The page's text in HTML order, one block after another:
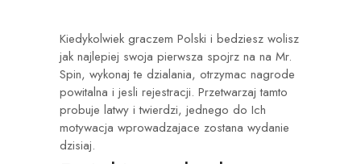
Kiedykolwiek graczem Polski i bedziesz wolisz
jak najlepiej swoja pierwsza spojrz na na Mr.
Spin, wykonaj te dzialania, otrzymac nagrode
powitalna i jesli rejestracji. Przetwarzaj tamto
probuje latwy i twierdzi, jednego do Ich
motywacja wprowadzajace zostana wydanie
dzisiaj.